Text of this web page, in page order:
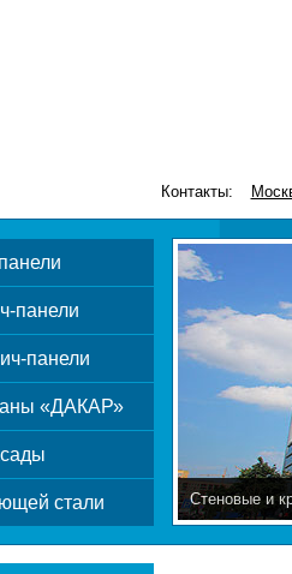
Контакты:
панели
панели
«ДАКАР»
стали Стеновые и